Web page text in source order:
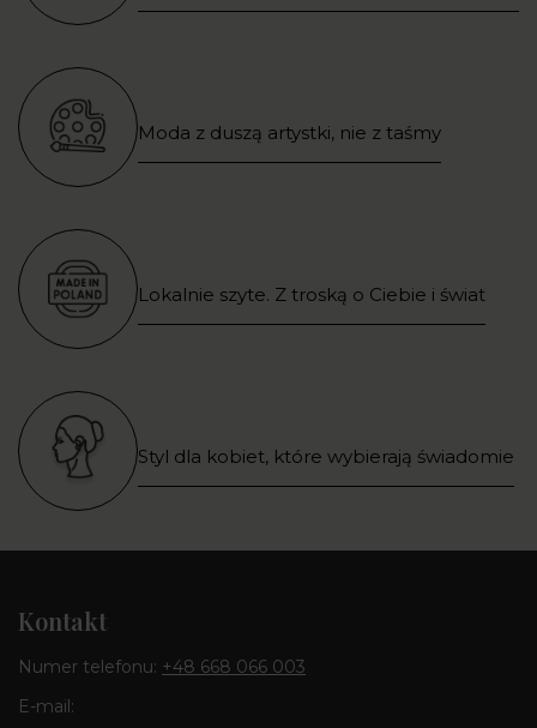
Moda z duszą artystki, nie z taśmy
Lokalnie szyte. Z troską o Ciebie i świat
Styl dla kobiet, które wybierają świadomie
Kontakt
Numer telefonu: +48 668 066 003
E-mail: